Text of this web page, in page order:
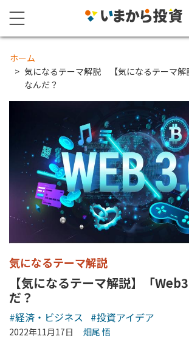
ホーム
気になるテーマ解説 【気になるテーマ解
なんだ？
気になるテーマ解説
【気になるテーマ解説】「
だ？
#経済・ビジネス #投資アイデア
2022年11月17日 畑尾 悟